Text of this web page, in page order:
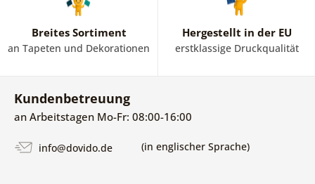
Breites Sortiment
an Tapeten und Dekorationen
Hergestellt in der EU
erstklassige Druckqualität
Kundenbetreuung
an Arbeitstagen Mo-Fr: 08:00-16:00
info@dovido.de (in englischer Sprache)